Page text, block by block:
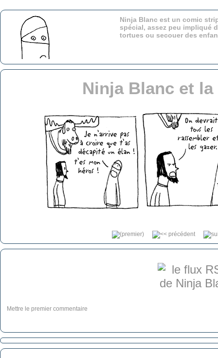
Ninja Blanc est un comic
spécial, assez peu impliqué
tortues ou secouer des
Ninja Blanc et la
Mettre le premier commentaire